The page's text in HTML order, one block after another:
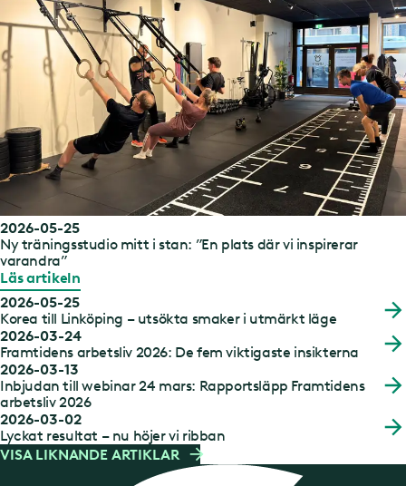
2026-05-25
Ny träningsstudio mitt i stan: ”En plats där vi inspirerar
varandra”
Läs artikeln
2026-05-25
Korea till Linköping – utsökta smaker i utmärkt läge
2026-03-24
Framtidens arbetsliv 2026: De fem viktigaste insikterna
2026-03-13
Inbjudan till webinar 24 mars: Rapportsläpp Framtidens
arbetsliv 2026
2026-03-02
Lyckat resultat – nu höjer vi ribban
VISA LIKNANDE ARTIKLAR